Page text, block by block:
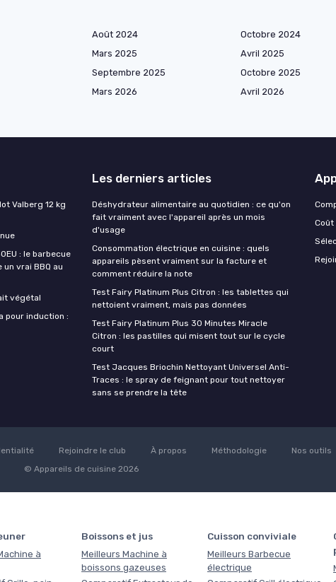
Août 2024 Octobre 2024
Mars 2025 Avril 2025
Septembre 2025 Octobre 2025
Mars 2026 Avril 2026
Valberg 12 kg
: le barbecue
vrai BBQ au
végétal
pour induction :
Les derniers articles
Déshydrateur alimentaire au quotidien : ce qu'on
fait vraiment avec l'appareil après un mois
d'usage
Consommation électrique en cuisine : quels
appareils pèsent vraiment sur la facture et
comment réduire la note
Test Fairy Platinum Plus Citron : les tablettes qui
nettoient vraiment, mais pas données
Test Fairy Platinum Plus 30 Minutes Miracle
Citron : les pastilles qui misent tout sur le cycle
court
Test Jacques Briochin Nettoyant Universel Anti-
Traces : le spray de feignant pour tout nettoyer
sans se prendre la tête
Coût
Rejoindre le club À propos Méthodologie
Nos outils
© Appareils de cuisine 2026
à
Boissons et jus
Meilleurs Machine à
boissons gazeuses
Cuisson conviviale
Meilleurs Barbecue
électrique